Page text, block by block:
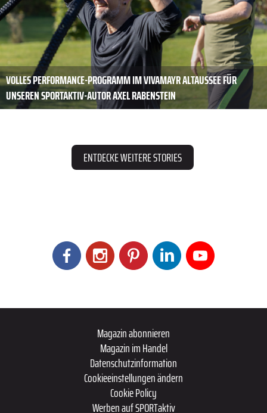
VOLLES PERFORMANCE-PROGRAMM IM VIVAMAYR ALTAUSSEE FÜR
UNSEREN SPORTAKTIV-AUTOR AXEL RABENSTEIN
ENTDECKE WEITERE STORIES
Magazin abonnieren
Magazin im Handel
Datenschutzinformation
Cookieeinstellungen ändern
Cookie Policy
Werben auf SPORTaktiv